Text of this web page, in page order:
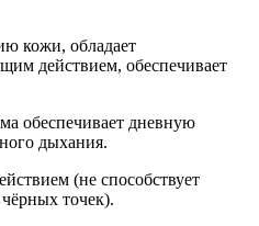
кожи, обладает
действием, обеспечивает
обеспечивает дневную
дыхания.
(не способствует
точек).